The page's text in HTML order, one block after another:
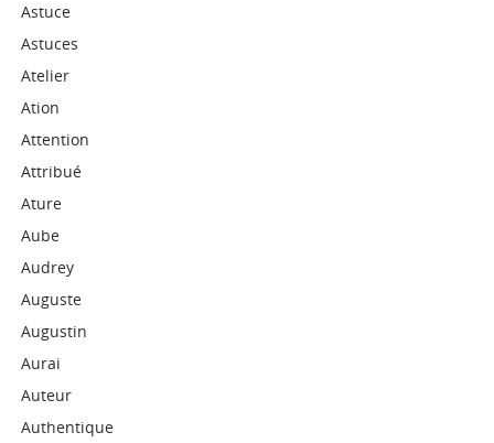
Astuce
Astuces
Atelier
Ation
Attention
Attribué
Ature
Aube
Audrey
Auguste
Augustin
Aurai
Auteur
Authentique